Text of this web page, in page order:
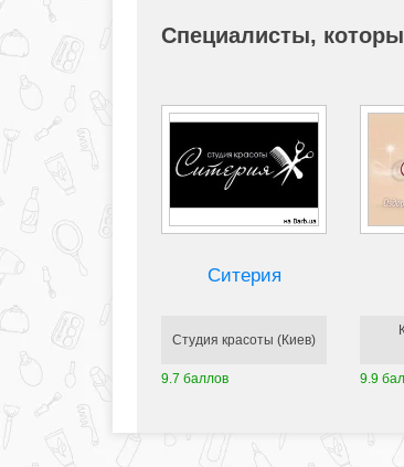
Специалисты,
Ситерия
Студия красоты (Киев)
9.7 баллов
9.9